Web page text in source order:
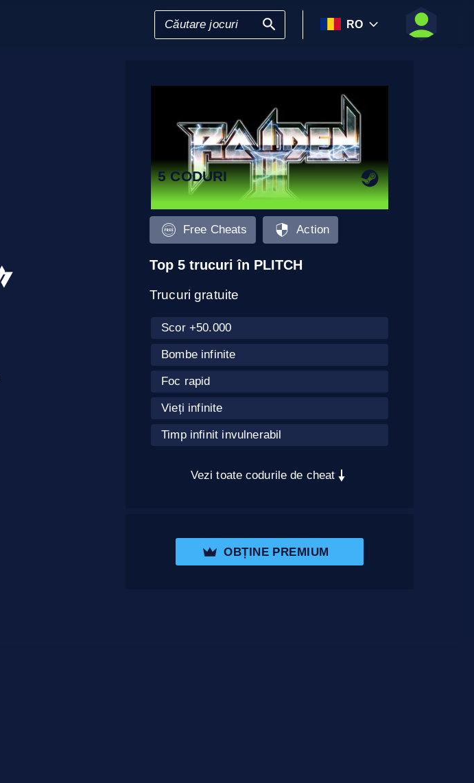
RO
5 CODURI
Free Cheats Action
Top 5 trucuri în PLITCH
Trucuri gratuite
Scor +50.000
Bombe infinite
Foc rapid
Vieți infinite
Timp infinit invulnerabil
Vezi toate codurile de cheat
OBȚINE PREMIUM